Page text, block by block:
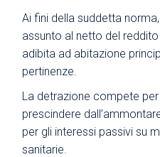
Ai fini della suddetta
assunto al netto del reddito
adibita ad abitazione
pertinenze.
La detrazione compete per
prescindere
per gli interessi passivi su
sanitarie.